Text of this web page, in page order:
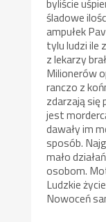
śladowe
ampułek
tylu ludzi ile
z lekarzy
Milionerów
ranczo z
zdarzają się
jest
dawały im
sposób.
mało
osobom.
Ludzkie
Nowoceń